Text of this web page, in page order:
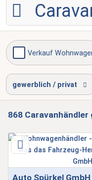
Verkauf
Reparatur
gewerblich / privat
868 Caravanhändler
Auto Spürkel GmbH